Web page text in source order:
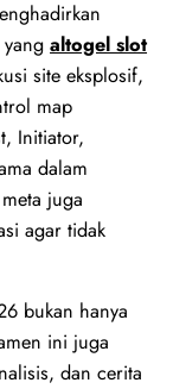
yangaltogel slot
site eksplosif,
map
Initiator,
dalam
juga
agar tidak
bukan hanya
ini juga
dan cerita